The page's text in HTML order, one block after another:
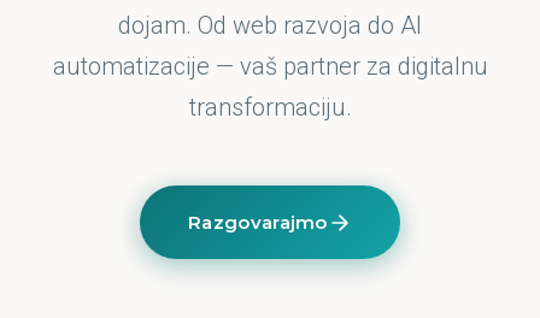
dojam. Od web razvoja do AI
automatizacije — vaš partner za digitalnu
transformaciju.
Razgovarajmo